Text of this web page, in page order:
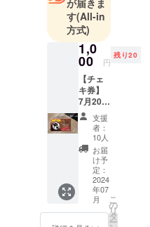
いと考え、
ファッショ
ンショーの
演出やダン
スイベン
ト・着ぐる
みのステー
ジ・お化け
屋敷の運営
等幅広く行
る”から“コー
ディネイト
する”へ幅も
が届きま
す(All-in
方式)
1,0
00 円
残り20
【チェ
キ券】
7月20日
本番上
演終了
後に俳
優さん
たちと
チェキ
撮影が
出来ま
るチ
ケット
支援
者：
10人
お届
け予
定：
2024
年07
月
こ
の
リ
タ
ー